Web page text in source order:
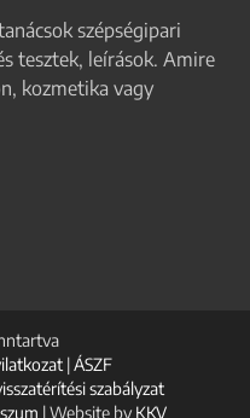
szépségipari
tesztek, leírások. Amire
kozmetika vagy
|ÁSZF
szabályzat
| Website by KKV